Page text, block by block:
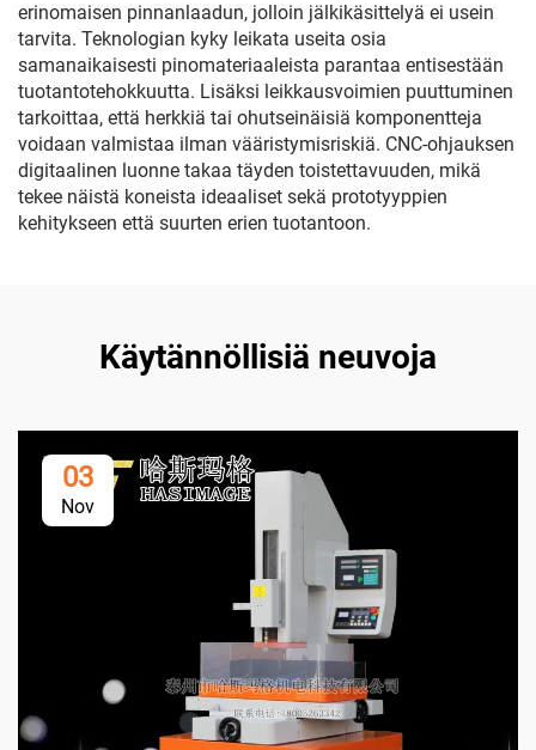
erinomaisen pinnanlaadun, jolloin jälkikäsittelyä ei usein
tarvita. Teknologian kyky leikata useita osia
samanaikaisesti pinomateriaaleista parantaa entisestään
tuotantotehokkuutta. Lisäksi leikkausvoimien puuttuminen
tarkoittaa, että herkkiä tai ohutseinäisiä komponentteja
voidaan valmistaa ilman vääristymisriskiä. CNC-ohjauksen
digitaalinen luonne takaa täyden toistettavuuden, mikä
tekee näistä koneista ideaaliset sekä prototyyppien
kehitykseen että suurten erien tuotantoon.
Käytännöllisiä neuvoja
03
Nov